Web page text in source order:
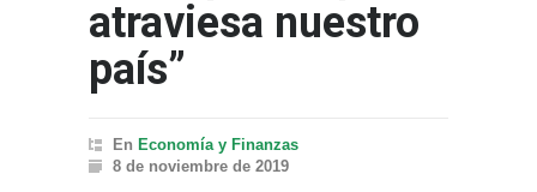
atraviesa nuestro
país”
En Economía y Finanzas
8 de noviembre de 2019